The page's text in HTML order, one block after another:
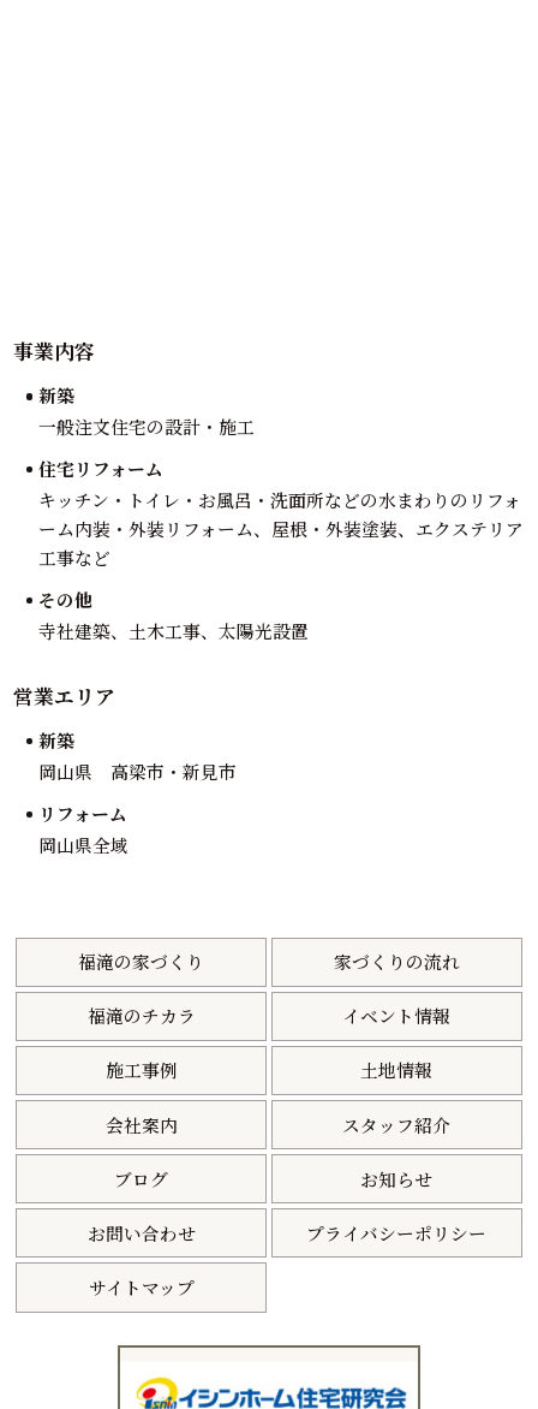
事業内容
新築
一般注文住宅の設計・施工
住宅リフォーム
キッチン・トイレ・お風呂・洗面所などの水まわりのリフォ
ーム内装・外装リフォーム、屋根・外装塗装、エクステリア
工事など
その他
寺社建築、土木工事、太陽光設置
営業エリア
新築
岡山県 高梁市・新見市
リフォーム
岡山県全域
福滝の家づくり 家づくりの流れ
福滝のチカラ イベント情報
施工事例 土地情報
会社案内 スタッフ紹介
ブログ お知らせ
お問い合わせ プライバシーポリシー
サイトマップ